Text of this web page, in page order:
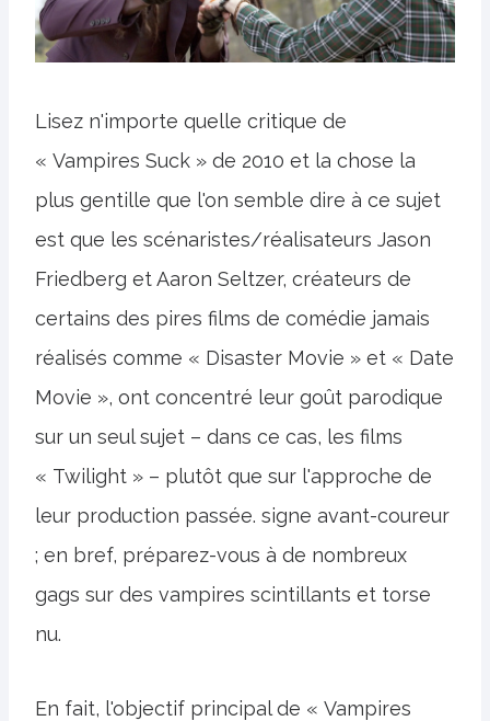
Lisez n'importe quelle critique de
« Vampires Suck » de 2010 et la chose la
plus gentille que l'on semble dire à ce sujet
est que les scénaristes/réalisateurs Jason
Friedberg et Aaron Seltzer, créateurs de
certains des pires films de comédie jamais
réalisés comme « Disaster Movie » et « Date
Movie », ont concentré leur goût parodique
sur un seul sujet – dans ce cas, les films
« Twilight » – plutôt que sur l'approche de
leur production passée. signe avant-coureur
; en bref, préparez-vous à de nombreux
gags sur des vampires scintillants et torse
nu.
En fait, l'objectif principal de « Vampires